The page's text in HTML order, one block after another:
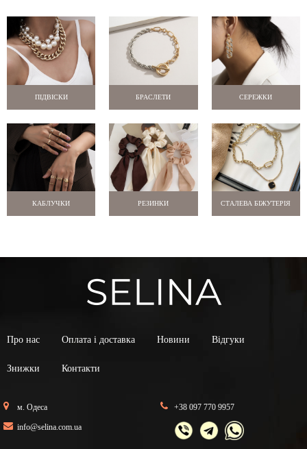
ПІДВІСКИ БРАСЛЕТИ СЕРЕЖКИ
КАБЛУЧКИ РЕЗИНКИ СТАЛЕВА БІЖУТЕРІЯ
Про нас Оплата і доставка Новини Відгуки
Знижки Контакти
м. Одеса
info@selina.com.ua
+38 097 770 9957